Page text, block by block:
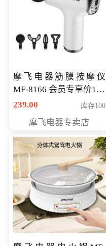
摩飞电器筋膜按摩仪
MF-8166 会员专享价168
元
239.00 库存100
摩飞电器专卖店